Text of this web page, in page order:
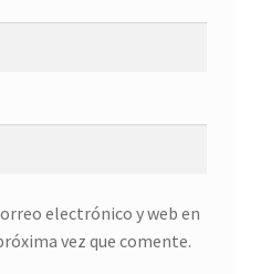
electrónico y web en
vez que comente.